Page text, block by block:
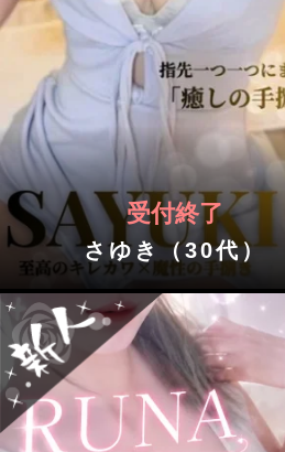
受付終了
さゆき（30代）